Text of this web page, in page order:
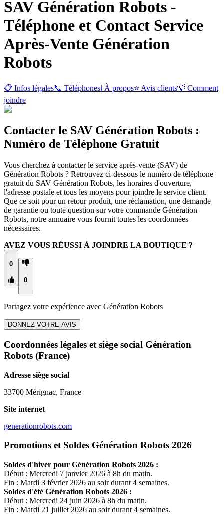
SAV Génération Robots -
Téléphone et Contact Service
Après-Vente Génération
Robots
📋 Infos légales📞 Téléphonesℹ️ À propos⭐ Avis clients💡 Comment
joindre
Contacter le SAV Génération Robots :
Numéro de Téléphone Gratuit
Vous cherchez à contacter le service après-vente (SAV) de
Génération Robots ? Retrouvez ci-dessous le numéro de téléphone
gratuit du SAV Génération Robots, les horaires d'ouverture,
l'adresse postale et tous les moyens pour joindre le service client.
Que ce soit pour un retour produit, une réclamation, une demande
de garantie ou toute question sur votre commande Génération
Robots, notre annuaire vous fournit toutes les coordonnées
nécessaires.
AVEZ VOUS RÉUSSI À JOINDRE LA BOUTIQUE ?
0
0
Partagez votre expérience avec Génération Robots
DONNEZ VOTRE AVIS
Coordonnées légales et siège social Génération
Robots (France)
Adresse siège social
33700 Mérignac, France
Site internet
generationrobots.com
Promotions et Soldes Génération Robots 2026
Soldes d'hiver pour Génération Robots 2026 :
Début : Mercredi 7 janvier 2026 à 8h du matin.
Fin : Mardi 3 février 2026 au soir durant 4 semaines.
Soldes d'été Génération Robots 2026 :
Début : Mercredi 24 juin 2026 à 8h du matin.
Fin : Mardi 21 juillet 2026 au soir durant 4 semaines.